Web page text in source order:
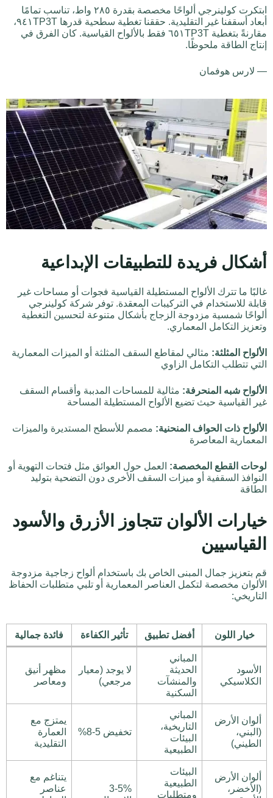
ابتكرت كولينرجي ألواحًا مخصصة بقدرة ٢٨٥ واط، تناسب تمامًا
أبعاد أسقفنا غير التقليدية. حققنا تغطية سطحية قدرها ٩٤١TP3T،
مقارنةً بتغطية ٦٥١TP3T فقط بالألواح القياسية. كان الفرق في
إنتاج الطاقة ملحوظًا.
— لارس هوفمان
أشكال فريدة للتطبيقات الإبداعية
غالبًا ما تترك الألواح المستطيلة القياسية فجوات أو مساحات غير
قابلة للاستخدام في التركيبات المعقدة. توفر شركة كولينرجي
ألواحًا شمسية مزدوجة الزجاج بأشكال متنوعة لتحسين التغطية
وتعزيز التكامل المعماري.
الألواح المثلثة: مثالي لمقاطع السقف المثلثة أو الميزات المعمارية
التي تتطلب التكامل الزاوي
الألواح شبه المنحرفة: مثالية للمساحات المدببة وأقسام السقف
غير القياسية حيث تضيع الألواح المستطيلة المساحة
الألواح ذات الحواف المنحنية: مصمم للأسطح المستديرة والميزات
المعمارية المعاصرة
لوحات القطع المخصصة: العمل حول العوائق مثل فتحات التهوية أو
النوافذ السقفية أو ميزات السقف الأخرى دون التضحية بتوليد
الطاقة
خيارات الألوان تتجاوز الأزرق والأسود
القياسيين
قم بتعزيز جمال المبنى الخاص بك باستخدام ألواح زجاجية مزدوجة
الألوان مخصصة لتكمل العناصر المعمارية أو تلبي متطلبات الحفاظ
التاريخي:
خيار اللون أفضل تطبيق تأثير الكفاءة فائدة جمالية
الأسود
الكلاسيكي
المباني
الحديثة
والمنشآت
السكنية
لا يوجد (معيار
مرجعي)
مظهر أنيق
ومعاصر
ألوان الأرض
(البني،
الطيني)
المباني
التاريخية،
البيئات
الطبيعية
تخفيض 5-8%
يمتزج مع
العمارة
التقليدية
ألوان الأرض
(الأخضر،
البيئات
الطبيعية
ومتطلبات
3-5%
يتناغم مع
عناصر